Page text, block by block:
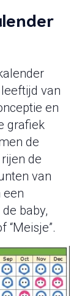
van
en
grafiek
de
de
van
een
baby,
“Meisje”.